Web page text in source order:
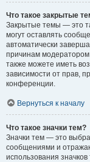
Что такое закрытые
Закрытые темы — это
могут оставлять
автоматически
причинам
также можете иметь
зависимости от прав,
конференции.
Вернуться к началу
Что такое значки тем?
Значки тем — это
сообщениями и
использования